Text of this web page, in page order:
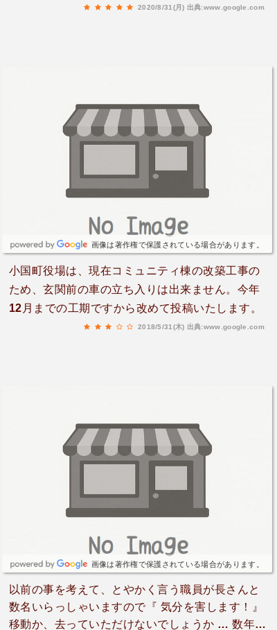
2020/8/31(月) 出典:www.google.com
画像は著作権で保護されている場合があります。
小国町役場は、現在コミュニティ棟の改築工事の
ため、玄関前の車の立ち入りは出来ません。今年
12月までの工期ですから改めて投稿いたします。
2018/5/31(木) 出典:www.google.com
画像は著作権で保護されている場合があります。
以前の事を考えて、とやかく言う職員が長さんと
数名いらっしゃいますので『 気分を害します！』
移動か、去っていただけないでしょうか … 数年前